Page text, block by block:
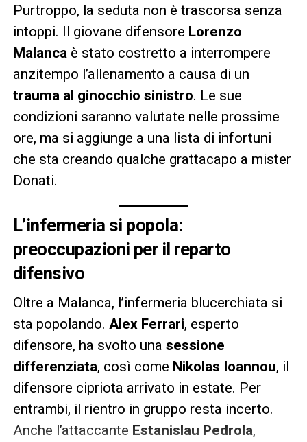
Purtroppo, la seduta non è trascorsa senza
intoppi. Il giovane difensore Lorenzo
Malancaè stato costretto a interrompere
anzitempo l’allenamento a causa di un
trauma al ginocchio sinistro. Le sue
condizioni saranno valutate nelle prossime
ore, ma si aggiunge a una lista di infortuni
che sta creando qualche grattacapo a mister
Donati.
L’infermeria si popola:
preoccupazioni per il reparto
difensivo
Oltre a Malanca, l’infermeria blucerchiata si
sta popolando. Alex Ferrari, esperto
difensore, ha svolto una sessione
differenziata, così come Nikolas Ioannou, il
difensore cipriota arrivato in estate. Per
entrambi, il rientro in gruppo resta incerto.
Anche l’attaccante Estanislau Pedrola,